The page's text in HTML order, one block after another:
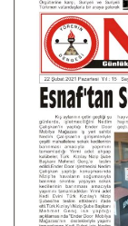
Siyaset
Ekonomi
Spor
SAĞLIK
EĞİTİM